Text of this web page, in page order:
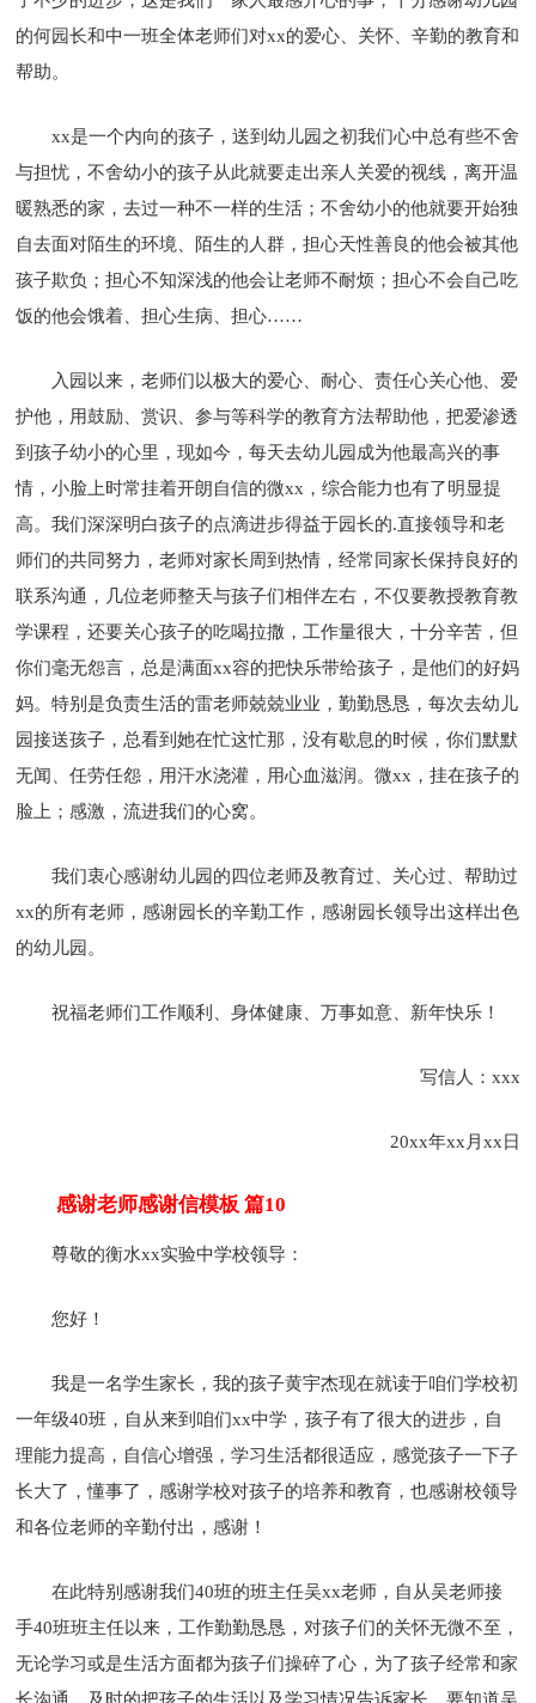
的何园长和中一班全体老师们对xx的爱心、关怀、辛勤的教育和
帮助。
xx是一个内向的孩子，送到幼儿园之初我们心中总有些不舍
与担忧，不舍幼小的孩子从此就要走出亲人关爱的视线，离开温
暖熟悉的家，去过一种不一样的生活；不舍幼小的他就要开始独
自去面对陌生的环境、陌生的人群，担心天性善良的他会被其他
孩子欺负；担心不知深浅的他会让老师不耐烦；担心不会自己吃
饭的他会饿着、担心生病、担心……
入园以来，老师们以极大的爱心、耐心、责任心关心他、爱
护他，用鼓励、赏识、参与等科学的教育方法帮助他，把爱渗透
到孩子幼小的心里，现如今，每天去幼儿园成为他最高兴的事
情，小脸上时常挂着开朗自信的微xx，综合能力也有了明显提
高。我们深深明白孩子的点滴进步得益于园长的.直接领导和老
师们的共同努力，老师对家长周到热情，经常同家长保持良好的
联系沟通，几位老师整天与孩子们相伴左右，不仅要教授教育教
学课程，还要关心孩子的吃喝拉撒，工作量很大，十分辛苦，但
你们毫无怨言，总是满面xx容的把快乐带给孩子，是他们的好妈
妈。特别是负责生活的雷老师兢兢业业，勤勤恳恳，每次去幼儿
园接送孩子，总看到她在忙这忙那，没有歇息的时候，你们默默
无闻、任劳任怨，用汗水浇灌，用心血滋润。微xx，挂在孩子的
脸上；感激，流进我们的心窝。
我们衷心感谢幼儿园的四位老师及教育过、关心过、帮助过
xx的所有老师，感谢园长的辛勤工作，感谢园长领导出这样出色
的幼儿园。
祝福老师们工作顺利、身体健康、万事如意、新年快乐！
写信人：xxx
20xx年xx月xx日
感谢老师感谢信模板 篇10
尊敬的衡水xx实验中学校领导：
您好！
我是一名学生家长，我的孩子黄宇杰现在就读于咱们学校初
一年级40班，自从来到咱们xx中学，孩子有了很大的进步，自
理能力提高，自信心增强，学习生活都很适应，感觉孩子一下子
长大了，懂事了，感谢学校对孩子的培养和教育，也感谢校领导
和各位老师的辛勤付出，感谢！
在此特别感谢我们40班的班主任吴xx老师，自从吴老师接
手40班班主任以来，工作勤勤恳恳，对孩子们的关怀无微不至，
无论学习或是生活方面都为孩子们操碎了心，为了孩子经常和家
长沟通，及时的把孩子的生活以及学习情况告诉家长，要知道吴